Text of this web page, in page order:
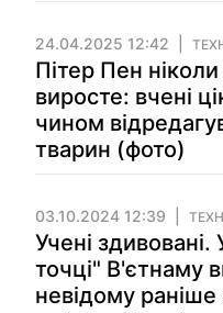
24.04.2025 12:42
Пітер Пен
виросте: вчені
чином
тварин (фото)
03.10.2024 12:39
Учені здивовані.
точці" В'єтнаму
невідому раніше